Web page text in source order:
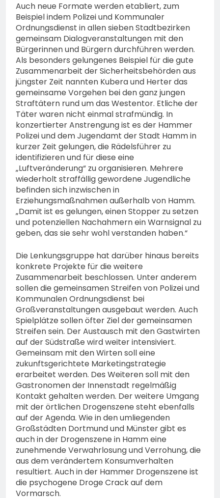
Auch neue Formate werden etabliert, zum
Beispiel indem Polizei und Kommunaler
Ordnungsdienst in allen sieben Stadtbezirken
gemeinsam Dialogveranstaltungen mit den
Bürgerinnen und Bürgern durchführen werden.
Als besonders gelungenes Beispiel für die gute
Zusammenarbeit der Sicherheitsbehörden aus
jüngster Zeit nannten Kubera und Herter das
gemeinsame Vorgehen bei den ganz jungen
Straftätern rund um das Westentor. Etliche der
Täter waren nicht einmal strafmündig. In
konzertierter Anstrengung ist es der Hammer
Polizei und dem Jugendamt der Stadt Hamm in
kurzer Zeit gelungen, die Rädelsführer zu
identifizieren und für diese eine
„Luftveränderung“ zu organisieren. Mehrere
wiederholt straffällig gewordene Jugendliche
befinden sich inzwischen in
Erziehungsmaßnahmen außerhalb von Hamm.
„Damit ist es gelungen, einen Stopper zu setzen
und potenziellen Nachahmern ein Warnsignal zu
geben, das sie sehr wohl verstanden haben.“
Die Lenkungsgruppe hat darüber hinaus bereits
konkrete Projekte für die weitere
Zusammenarbeit beschlossen. Unter anderem
sollen die gemeinsamen Streifen von Polizei und
Kommunalen Ordnungsdienst bei
Großveranstaltungen ausgebaut werden. Auch
Spielplätze sollen öfter Ziel der gemeinsamen
Streifen sein. Der Austausch mit den Gastwirten
auf der Südstraße wird weiter intensiviert.
Gemeinsam mit den Wirten soll eine
zukunftsgerichtete Marketingstrategie
erarbeitet werden. Des Weiteren soll mit den
Gastronomen der Innenstadt regelmäßig
Kontakt gehalten werden. Der weitere Umgang
mit der örtlichen Drogenszene steht ebenfalls
auf der Agenda. Wie in den umliegenden
Großstädten Dortmund und Münster gibt es
auch in der Drogenszene in Hamm eine
zunehmende Verwahrlosung und Verrohung, die
aus dem verändertem Konsumverhalten
resultiert. Auch in der Hammer Drogenszene ist
die psychogene Droge Crack auf dem
Vormarsch.